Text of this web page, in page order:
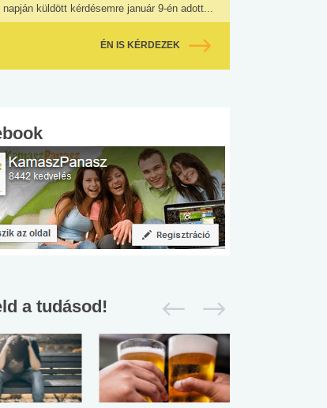
napján küldött kérdésemre január 9-én adott...
ÉN IS KÉRDEZEK
a tudásod!